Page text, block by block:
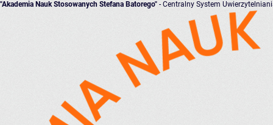
"Akademia Nauk Stosowanych Stefana Batorego" - Centralny System